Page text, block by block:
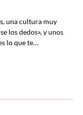
una cultura muy
los dedos», y unos
lo que te…